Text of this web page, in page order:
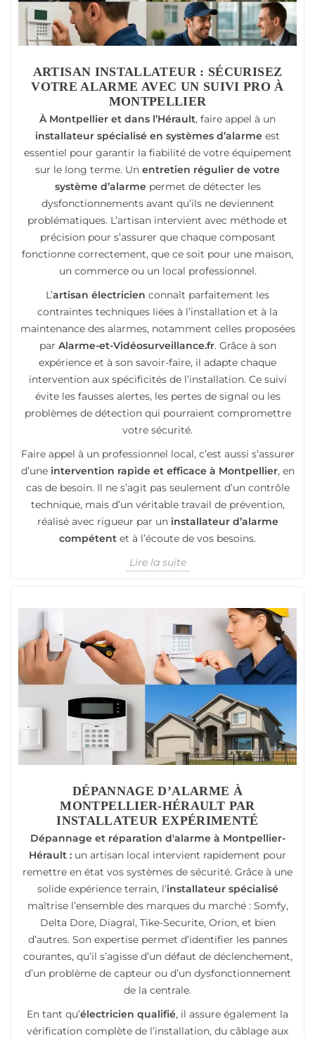
ARTISAN INSTALLATEUR : SÉCURISEZ
VOTRE ALARME AVEC UN SUIVI PRO À
MONTPELLIER
À Montpellier et dans l’Hérault, faire appel à un
installateur spécialisé en systèmes d’alarme est
essentiel pour garantir la fiabilité de votre équipement
sur le long terme. Un entretien régulier de votre
système d’alarmepermet de détecter les
dysfonctionnements avant qu’ils ne deviennent
problématiques. L’artisan intervient avec méthode et
précision pour s’assurer que chaque composant
fonctionne correctement, que ce soit pour une maison,
un commerce ou un local professionnel.
L’artisan électricien connaît parfaitement les
contraintes techniques liées à l’installation et à la
maintenance des alarmes, notamment celles proposées
par Alarme-et-Vidéosurveillance.fr. Grâce à son
expérience et à son savoir-faire, il adapte chaque
intervention aux spécificités de l’installation. Ce suivi
évite les fausses alertes, les pertes de signal ou les
problèmes de détection qui pourraient compromettre
votre sécurité.
Faire appel à un professionnel local, c’est aussi s’assurer
d’une intervention rapide et efficace à Montpellier, en
cas de besoin. Il ne s’agit pas seulement d’un contrôle
technique, mais d’un véritable travail de prévention,
réalisé avec rigueur par un installateur d’alarme
compétent et à l’écoute de vos besoins.
Lire la suite
DÉPANNAGE D’ALARME À
MONTPELLIER-HÉRAULT PAR
INSTALLATEUR EXPÉRIMENTÉ
Dépannage et réparation d'alarme à Montpellier-
Hérault : un artisan local intervient rapidement pour
remettre en état vos systèmes de sécurité. Grâce à une
solide expérience terrain, l’installateur spécialisé
maîtrise l’ensemble des marques du marché : Somfy,
Delta Dore, Diagral, Tike-Securite, Orion, et bien
d’autres. Son expertise permet d’identifier les pannes
courantes, qu’il s’agisse d’un défaut de déclenchement,
d’un problème de capteur ou d’un dysfonctionnement
de la centrale.
En tant qu’électricien qualifié, il assure également la
vérification complète de l’installation, du câblage aux